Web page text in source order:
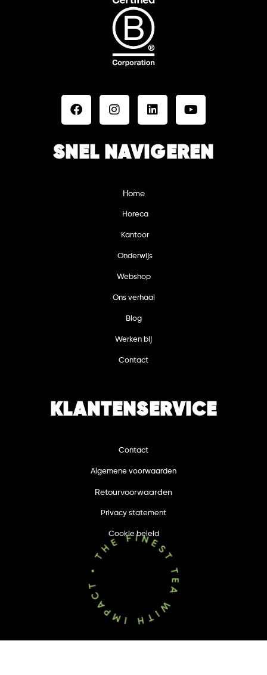
SNEL NAVIGEREN
Home
Horeca
Kantoor
Onderwijs
Webshop
Ons verhaal
Blog
Werken bij
Contact
KLANTENSERVICE
Contact
Algemene voorwaarden
Retourvoorwaarden
Privacy statement
Cookie beleid